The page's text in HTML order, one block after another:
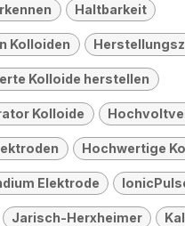
Haltbarkeit
Kolloiden
Kolloide herstellen
Kolloide
Hochwertige
Elektrode
Jarisch-Herxheimer